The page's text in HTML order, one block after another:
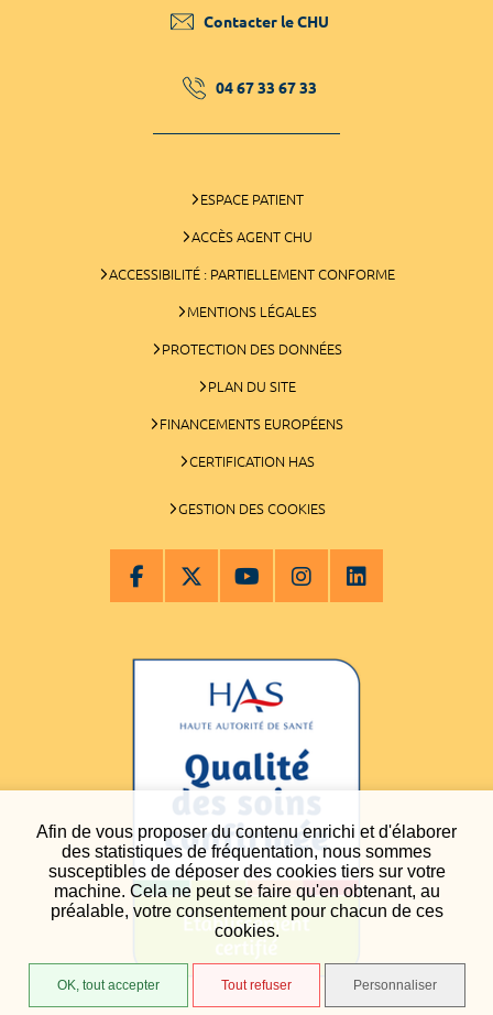
Afin de vous proposer du contenu enrichi et d'élaborer
des statistiques de fréquentation, nous sommes
susceptibles de déposer des cookies tiers sur votre
machine. Cela ne peut se faire qu'en obtenant, au
préalable, votre consentement pour chacun de ces
cookies.
OK, tout accepter Tout refuser Personnaliser
Contacter le CHU
04 67 33 67 33
ESPACE PATIENT
ACCÈS AGENT CHU
ACCESSIBILITÉ : PARTIELLEMENT CONFORME
MENTIONS LÉGALES
PROTECTION DES DONNÉES
PLAN DU SITE
FINANCEMENTS EUROPÉENS
CERTIFICATION HAS
GESTION DES COOKIES